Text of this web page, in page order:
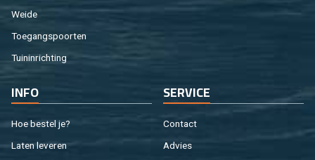
Weide
Toe­gangs­poor­ten
Tuin­in­rich­ting
INFO
Hoe be­stel je?
Laten le­ve­ren
SER­VI­CE
Con­tact
Ad­vies